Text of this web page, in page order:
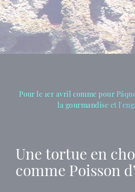
Pour le 1er avril comme pour
la gourmandise et
Une tortue en
comme Poisson